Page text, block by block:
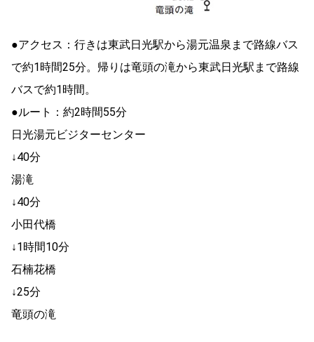
●アクセス：行きは東武日光駅から湯元温泉まで路線バス
で約1時間25分。帰りは竜頭の滝から東武日光駅まで路線
バスで約1時間。
●ルート：約2時間55分
日光湯元ビジターセンター
↓40分
湯滝
↓40分
小田代橋
↓1時間10分
石楠花橋
↓25分
竜頭の滝